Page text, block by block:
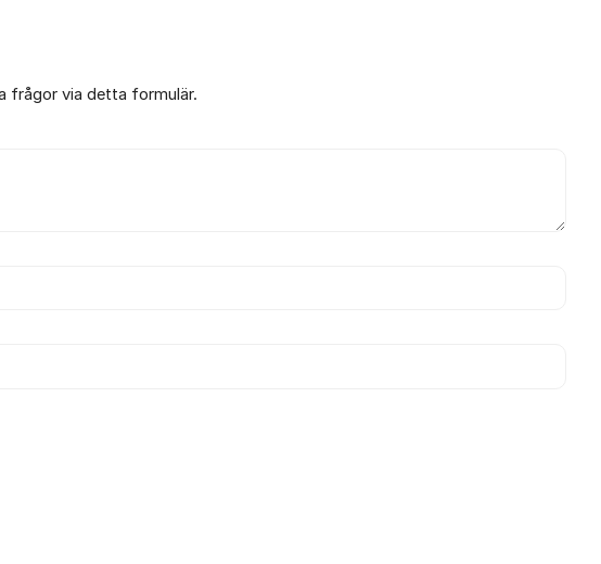
frågor via detta formulär.